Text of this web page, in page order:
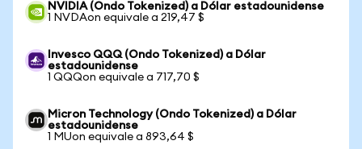
NVIDIA (Ondo Tokenized) a Dólar estadounidense
1 NVDAon equivale a 219,47 $
Invesco QQQ (Ondo Tokenized) a Dólar
estadounidense
1 QQQon equivale a 717,70 $
Micron Technology (Ondo Tokenized) a Dólar
estadounidense
1 MUon equivale a 893,64 $